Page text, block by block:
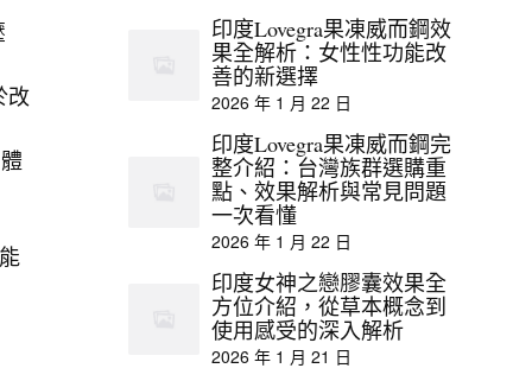
改
印度Lovegra果凍威而鋼效
果全解析：女性性功能改
善的新選擇
2026 年 1 月 22 日
印度Lovegra果凍威而鋼完
整介紹：台灣族群選購重
點、效果解析與常見問題
一次看懂
2026 年 1 月 22 日
印度女神之戀膠囊效果全
方位介紹，從草本概念到
使用感受的深入解析
2026 年 1 月 21 日